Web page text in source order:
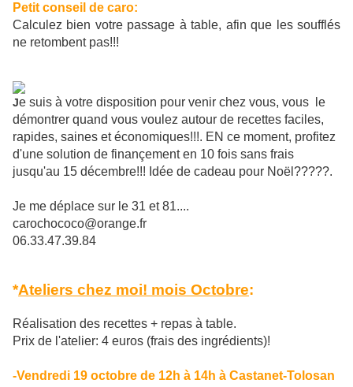
Petit conseil de caro:
Calculez bien votre passage à table, afin que les soufflés
ne retombent pas!!!
Je suis à votre disposition pour venir chez vous, vous le
démontrer quand vous voulez autour de recettes faciles,
rapides, saines et économiques!!!. EN ce moment, profitez
d'une solution de finançement en 10 fois sans frais
jusqu'au 15 décembre!!! Idée de cadeau pour Noël?????.
Je me déplace sur le 31 et 81....
carochococo@orange.fr
06.33.47.39.84
*Ateliers chez moi! mois Octobre:
Réalisation des recettes + repas à table.
Prix de l'atelier: 4 euros (frais des ingrédients)!
-Vendredi 19 octobre de 12h à 14h à Castanet-Tolosan